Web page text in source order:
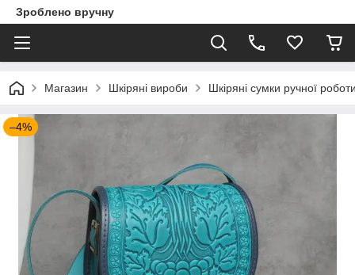
Зроблено вручну
Магазин Шкіряні вироби Шкіряні сумки ручної
–4%